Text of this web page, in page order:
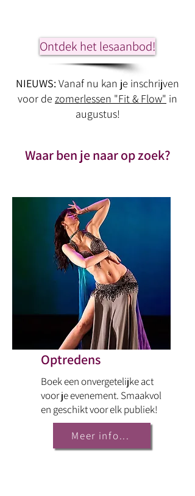
Ontdek het lesaanbod!
NIEUWS: Vanaf nu kan je inschrijven
voor de zomerlessen "Fit & Flow" in
augustus!
Waar ben je naar op zoek?
Optredens
Boek een onvergetelijke act
voor je evenement. Smaakvol
en geschikt voor elk publiek!
Meer info...